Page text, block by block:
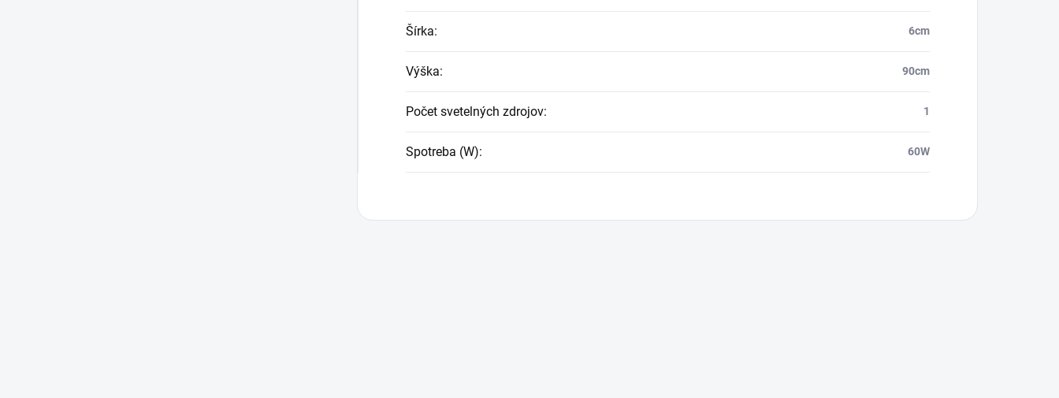
Šírka: 6cm
Výška: 90cm
Počet svetelných zdrojov: 1
Spotreba (W): 60W